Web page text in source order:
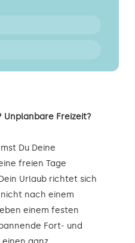
Unplanbare Freizeit?
Du Deine
freien Tage
Urlaub richtet sich
nach einem
einem festen
Fort- und